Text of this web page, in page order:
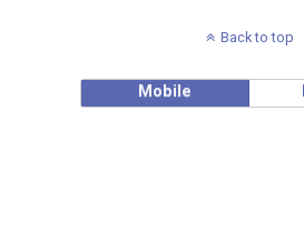
Back to top
Mobile